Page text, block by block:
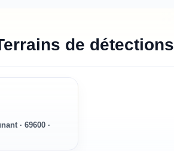
de détections
· 69600 ·